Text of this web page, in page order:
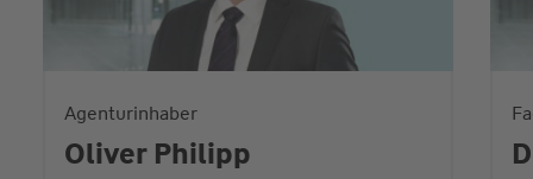
Agenturinhaber
Oliver Philipp